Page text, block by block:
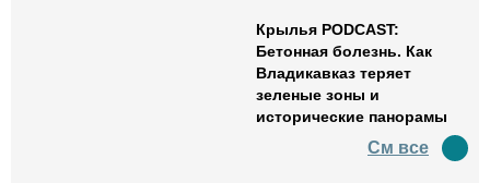
Крылья PODCAST:
Бетонная болезнь. Как
Владикавказ теряет
зеленые зоны и
исторические панорамы
См все